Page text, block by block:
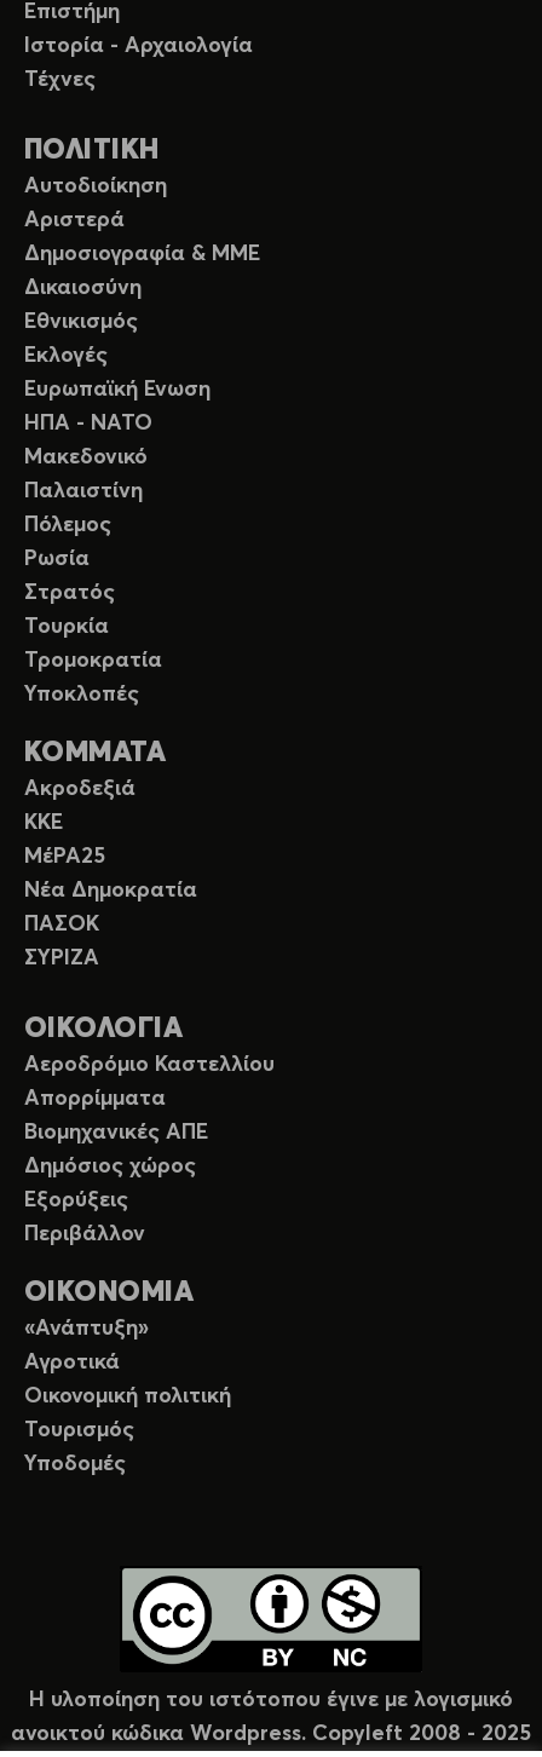
Επιστήμη
Ιστορία - Αρχαιολογία
Τέχνες
ΠΟΛΙΤΙΚΗ
Αυτοδιοίκηση
Αριστερά
Δημοσιογραφία & ΜΜΕ
Δικαιοσύνη
Εθνικισμός
Εκλογές
Ευρωπαϊκή Ενωση
ΗΠΑ - ΝΑΤΟ
Μακεδονικό
Παλαιστίνη
Πόλεμος
Ρωσία
Στρατός
Τουρκία
Τρομοκρατία
Υποκλοπές
ΚΟΜΜΑΤΑ
Ακροδεξιά
ΚΚΕ
ΜέΡΑ25
Νέα Δημοκρατία
ΠΑΣΟΚ
ΣΥΡΙΖΑ
ΟΙΚΟΛΟΓΙΑ
Αεροδρόμιο Καστελλίου
Απορρίμματα
Βιομηχανικές ΑΠΕ
Δημόσιος χώρος
Εξορύξεις
Περιβάλλον
ΟΙΚΟΝΟΜΙΑ
«Ανάπτυξη»
Αγροτικά
Οικονομική πολιτική
Τουρισμός
Υποδομές
Η υλοποίηση του ιστότοπου έγινε με λογισμικό
ανοικτού κώδικα Wordpress. Copyleft 2008 - 2025